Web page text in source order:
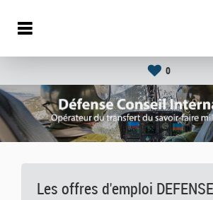
0
Les offres d'emploi